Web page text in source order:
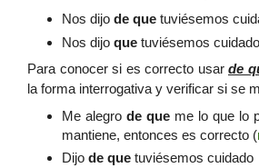
Nos dijo de quetuviésemos
Nos dijo quetuviésemos
Para conocer si es correcto usar de
la forma interrogativa y verificar si se
Me alegro de que me lo que lo
mantiene, entonces es correcto (
Dijo de que tuviésemos